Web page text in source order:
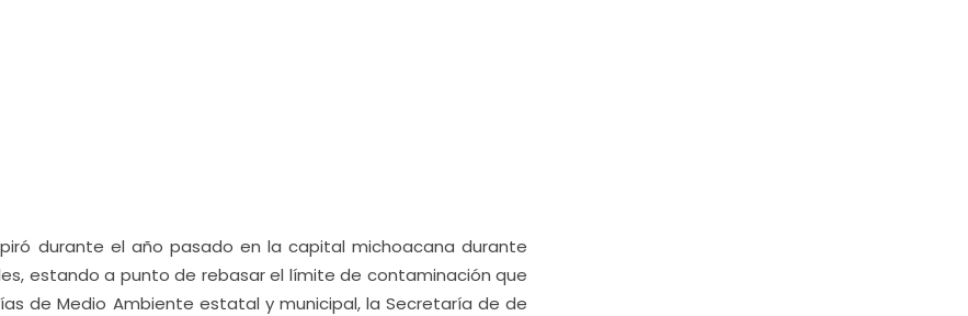
durante el año pasado en la capital michoacana durante
estando a punto de rebasar el límite de contaminación que
de Medio Ambiente estatal y municipal, la Secretaría de de